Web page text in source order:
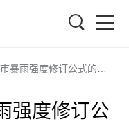
强度修订公式的通知 2016.png
强度修订公